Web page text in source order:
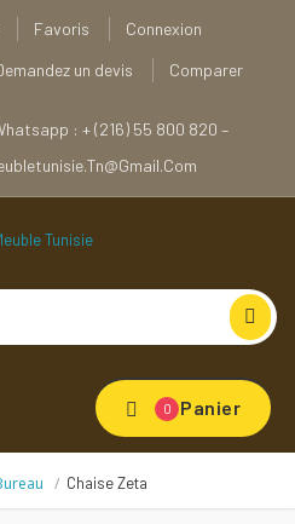
Favoris
Connexion
un devis Comparer
: + (216) 55 800 820 –
0 Panier
Chaise Zeta